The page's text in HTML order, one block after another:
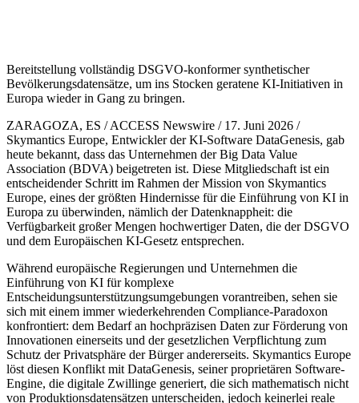
Bereitstellung vollständig DSGVO-konformer synthetischer
Bevölkerungsdatensätze, um ins Stocken geratene KI-Initiativen in
Europa wieder in Gang zu bringen.
ZARAGOZA, ES / ACCESS Newswire / 17. Juni 2026 /
Skymantics Europe, Entwickler der KI-Software DataGenesis, gab
heute bekannt, dass das Unternehmen der Big Data Value
Association (BDVA) beigetreten ist. Diese Mitgliedschaft ist ein
entscheidender Schritt im Rahmen der Mission von Skymantics
Europe, eines der größten Hindernisse für die Einführung von KI in
Europa zu überwinden, nämlich der Datenknappheit: die
Verfügbarkeit großer Mengen hochwertiger Daten, die der DSGVO
und dem Europäischen KI-Gesetz entsprechen.
Während europäische Regierungen und Unternehmen die
Einführung von KI für komplexe
Entscheidungsunterstützungsumgebungen vorantreiben, sehen sie
sich mit einem immer wiederkehrenden Compliance-Paradoxon
konfrontiert: dem Bedarf an hochpräzisen Daten zur Förderung von
Innovationen einerseits und der gesetzlichen Verpflichtung zum
Schutz der Privatsphäre der Bürger andererseits. Skymantics Europe
löst diesen Konflikt mit DataGenesis, seiner proprietären Software-
Engine, die digitale Zwillinge generiert, die sich mathematisch nicht
von Produktionsdatensätzen unterscheiden, jedoch keinerlei reale